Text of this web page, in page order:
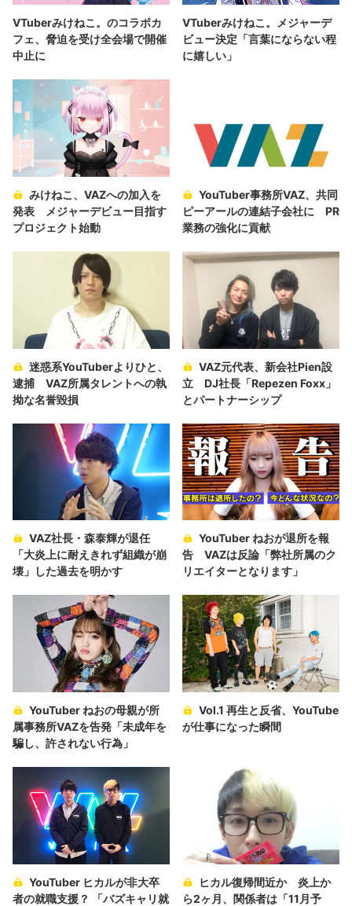
VTuberみけねこ。のコラボカ
フェ、脅迫を受け全会場で開催
中止に
VTuberみけねこ。メジャーデ
ビュー決定「言葉にならない程
に嬉しい」
みけねこ、VAZへの加入を
発表 メジャーデビュー目指す
プロジェクト始動
YouTuber事務所VAZ、共同
ピーアールの連結子会社に PR
業務の強化に貢献
迷惑系YouTuberよりひと、
逮捕 VAZ所属タレントへの執
拗な名誉毀損
VAZ元代表、新会社Pien設
立 DJ社長「Repezen Foxx」
とパートナーシップ
VAZ社長・森泰輝が退任
「大炎上に耐えきれず組織が崩
壊」した過去を明かす
YouTuber ねおが退所を報
告 VAZは反論「弊社所属のク
リエイターとなります」
YouTuber ねおの母親が所
属事務所VAZを告発「未成年を
騙し、許されない行為」
Vol.1 再生と反省、YouTube
が仕事になった瞬間
YouTuber ヒカルが非大卒
者の就職支援？ 「バズキャリ就
ヒカル復帰間近か 炎上か
ら2ヶ月、関係者は「11月予